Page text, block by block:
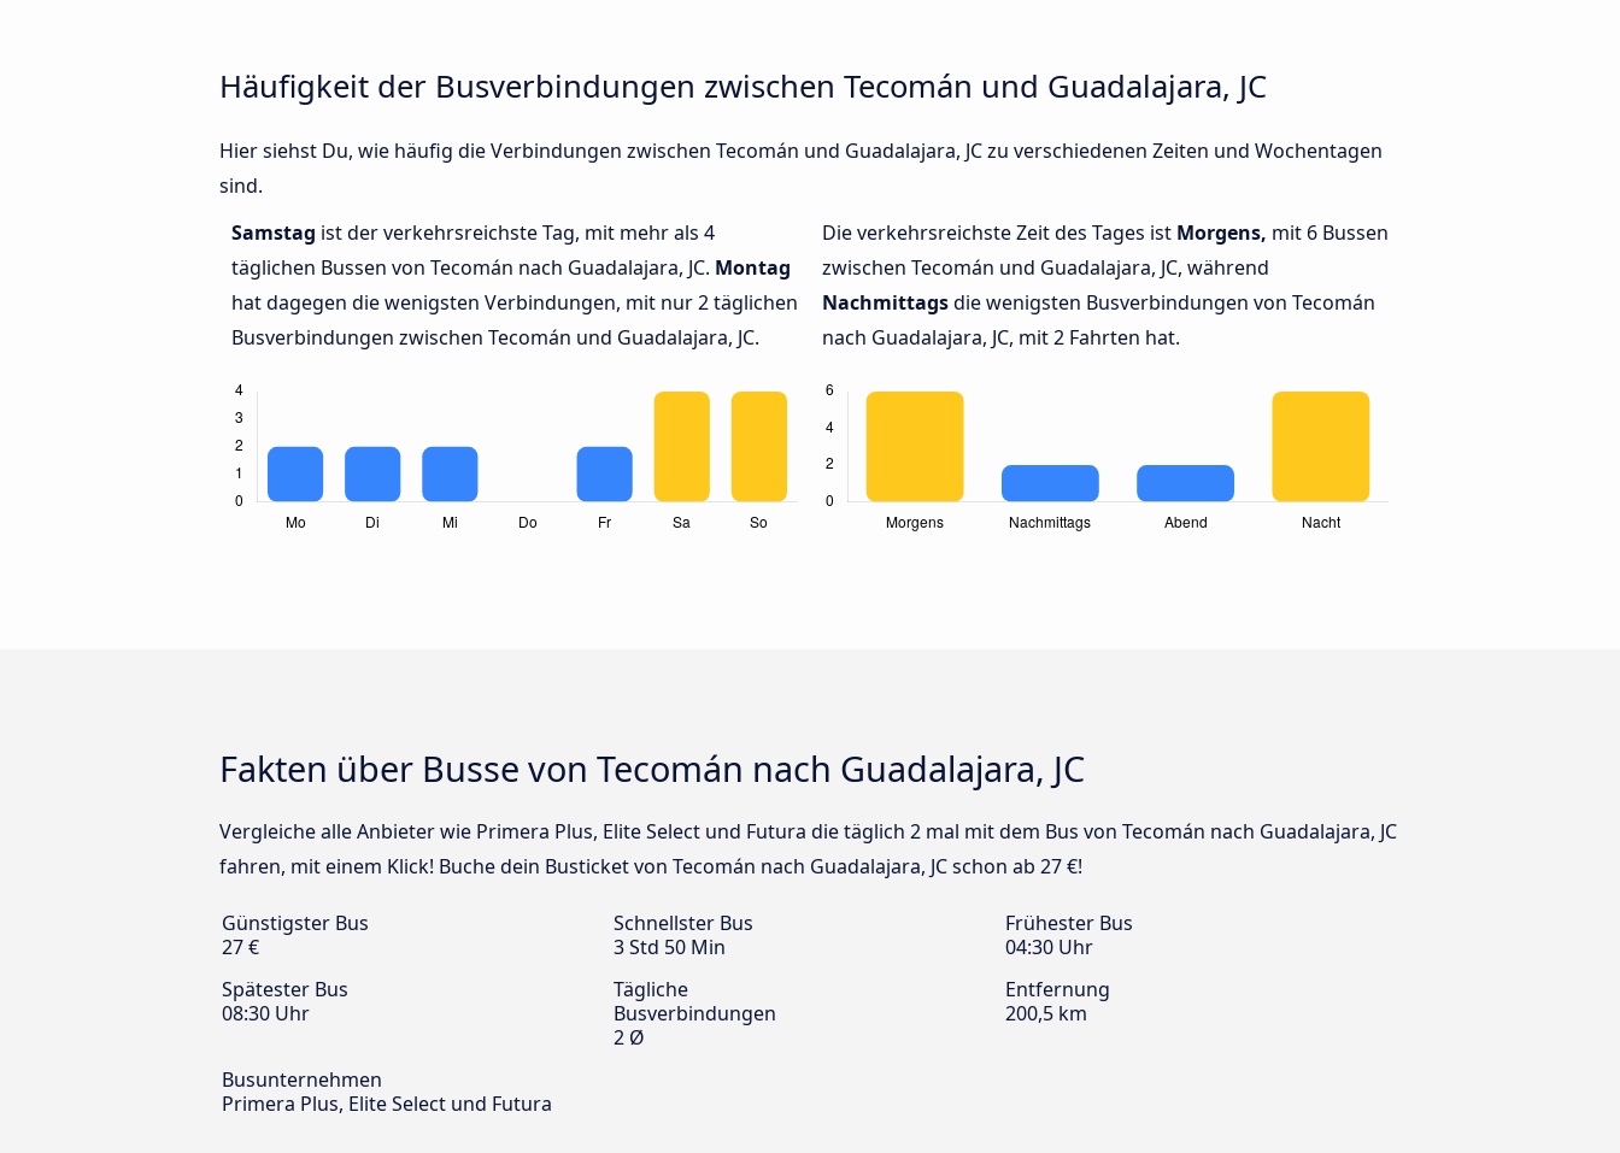
Häufigkeit der Busverbindungen zwischen Tecomán und Guadalajara, JC
Hier siehst Du, wie häufig die Verbindungen zwischen Tecomán und Guadalajara, JC zu verschiedenen Zeiten und Wochentagen
sind.
Samstag ist der verkehrsreichste Tag, mit mehr als 4
täglichen Bussen von Tecomán nach Guadalajara, JC. Montag
hat dagegen die wenigsten Verbindungen, mit nur 2 täglichen
Busverbindungen zwischen Tecomán und Guadalajara, JC.
Die verkehrsreichste Zeit des Tages ist Morgens, mit 6 Bussen
zwischen Tecomán und Guadalajara, JC, während
Nachmittagsdie wenigsten Busverbindungen von Tecomán
nach Guadalajara, JC, mit 2 Fahrten hat.
Fakten über Busse von Tecomán nach Guadalajara, JC
Vergleiche alle Anbieter wie Primera Plus, Elite Select und Futura die täglich 2 mal mit dem Bus von Tecomán nach Guadalajara, JC
fahren, mit einem Klick! Buche dein Busticket von Tecomán nach Guadalajara, JC schon ab 27 €!
Günstigster Bus
27 €
Schnellster Bus
3 Std 50 Min
Frühester Bus
04:30 Uhr
Spätester Bus
08:30 Uhr
Tägliche
Busverbindungen
2 Ø
Entfernung
200,5 km
Busunternehmen
Primera Plus, Elite Select und Futura